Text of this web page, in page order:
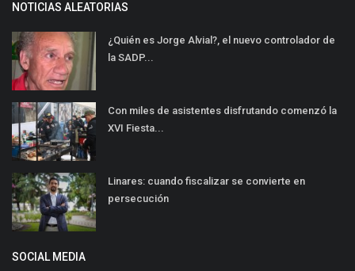
NOTICIAS ALEATORIAS
¿Quién es Jorge Alvial?, el nuevo controlador de
la SADP...
Con miles de asistentes disfrutando comenzó la
XVI Fiesta...
Linares: cuando fiscalizar se convierte en
persecución
SOCIAL MEDIA